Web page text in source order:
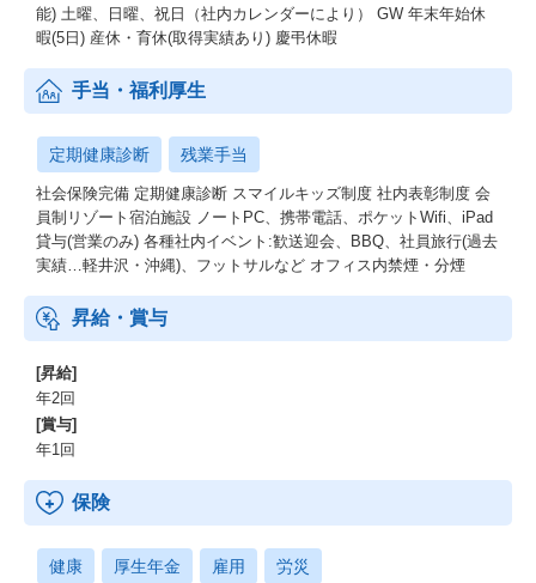
能) 土曜、日曜、祝日（社内カレンダーにより） GW 年末年始休
暇(5日) 産休・育休(取得実績あり) 慶弔休暇
手当・福利厚生
定期健康診断 残業手当
社会保険完備 定期健康診断 スマイルキッズ制度 社内表彰制度 会
員制リゾート宿泊施設 ノートPC、携帯電話、ポケットWifi、iPad
貸与(営業のみ) 各種社内イベント:歓送迎会、BBQ、社員旅行(過去
実績…軽井沢・沖縄)、フットサルなど オフィス内禁煙・分煙
昇給・賞与
[昇給]
年2回
[賞与]
年1回
保険
健康 厚生年金 雇用 労災